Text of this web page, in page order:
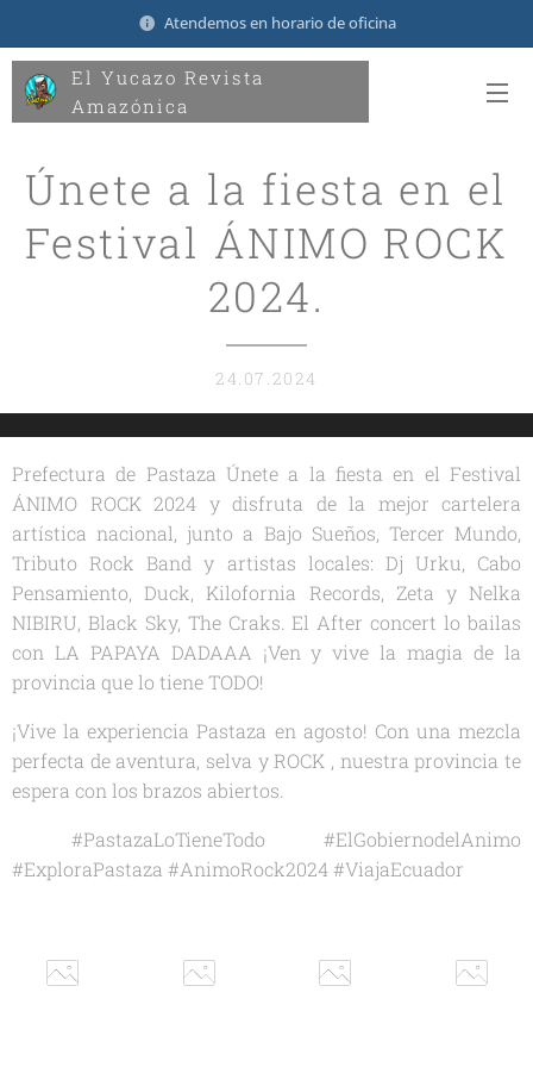
Atendemos en horario de oficina
El Yucazo Revista
Amazónica
Únete a la fiesta en el
Festival ÁNIMO ROCK
2024.
24.07.2024
Prefectura de Pastaza Únete a la fiesta en el Festival
ÁNIMO ROCK 2024 y disfruta de la mejor cartelera
artística nacional, junto a Bajo Sueños, Tercer Mundo,
Tributo Rock Band y artistas locales: Dj Urku, Cabo
Pensamiento, Duck, Kilofornia Records, Zeta y Nelka
NIBIRU, Black Sky, The Craks. El After concert lo bailas
con LA PAPAYA DADAAA ¡Ven y vive la magia de la
provincia que lo tiene TODO!
¡Vive la experiencia Pastaza en agosto! Con una mezcla
perfecta de aventura, selva y ROCK , nuestra provincia te
espera con los brazos abiertos.
#PastazaLoTieneTodo #ElGobiernodelAnimo
#ExploraPastaza #AnimoRock2024 #ViajaEcuador